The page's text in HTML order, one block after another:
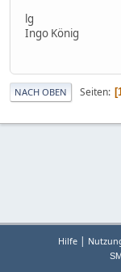
lg
Ingo König
NACH OBEN Seiten
Hilfe |